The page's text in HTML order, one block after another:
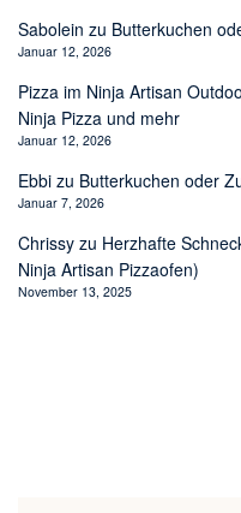
Sabolein zu Butterkuchen
Januar 12, 2026
Pizza im Ninja Artisan
Ninja Pizza und mehr
Januar 12, 2026
Ebbi zu Butterkuchen oder
Januar 7, 2026
Chrissy zu Herzhafte
Ninja Artisan Pizzaofen)
November 13, 2025